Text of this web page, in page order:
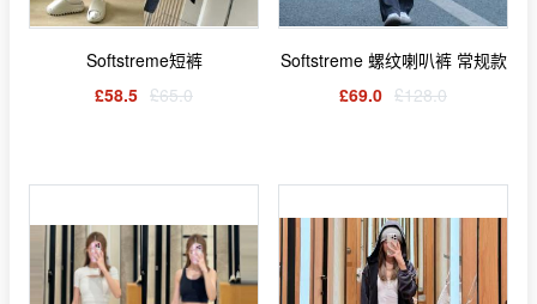
Softstreme短裤
£58.5 £65.0
Softstreme 螺纹喇叭裤 常规款
£69.0 £128.0